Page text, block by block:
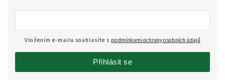
Vložením e-mailu souhlasíte s podmínkami ochrany osobních údajů
Přihlásit se